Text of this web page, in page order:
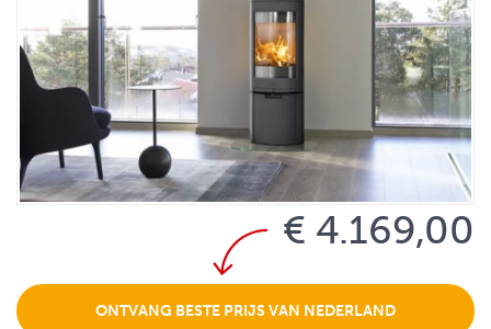
€ 4.169,00
ONTVANG BESTE PRIJS VAN NEDERLAND